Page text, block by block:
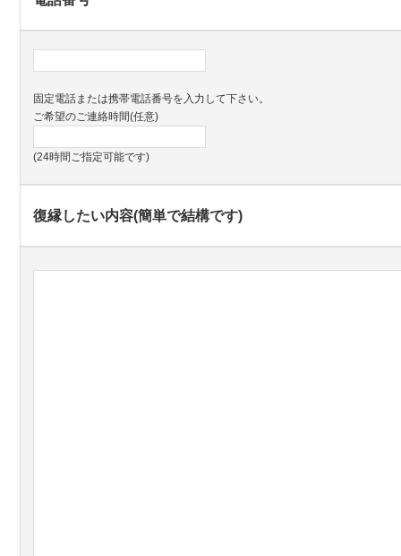
固定電話または携帯電話番号を入力して下さい。
ご希望のご連絡時間(任意)
(24時間ご指定可能です)
復縁したい内容(簡単で結構です)